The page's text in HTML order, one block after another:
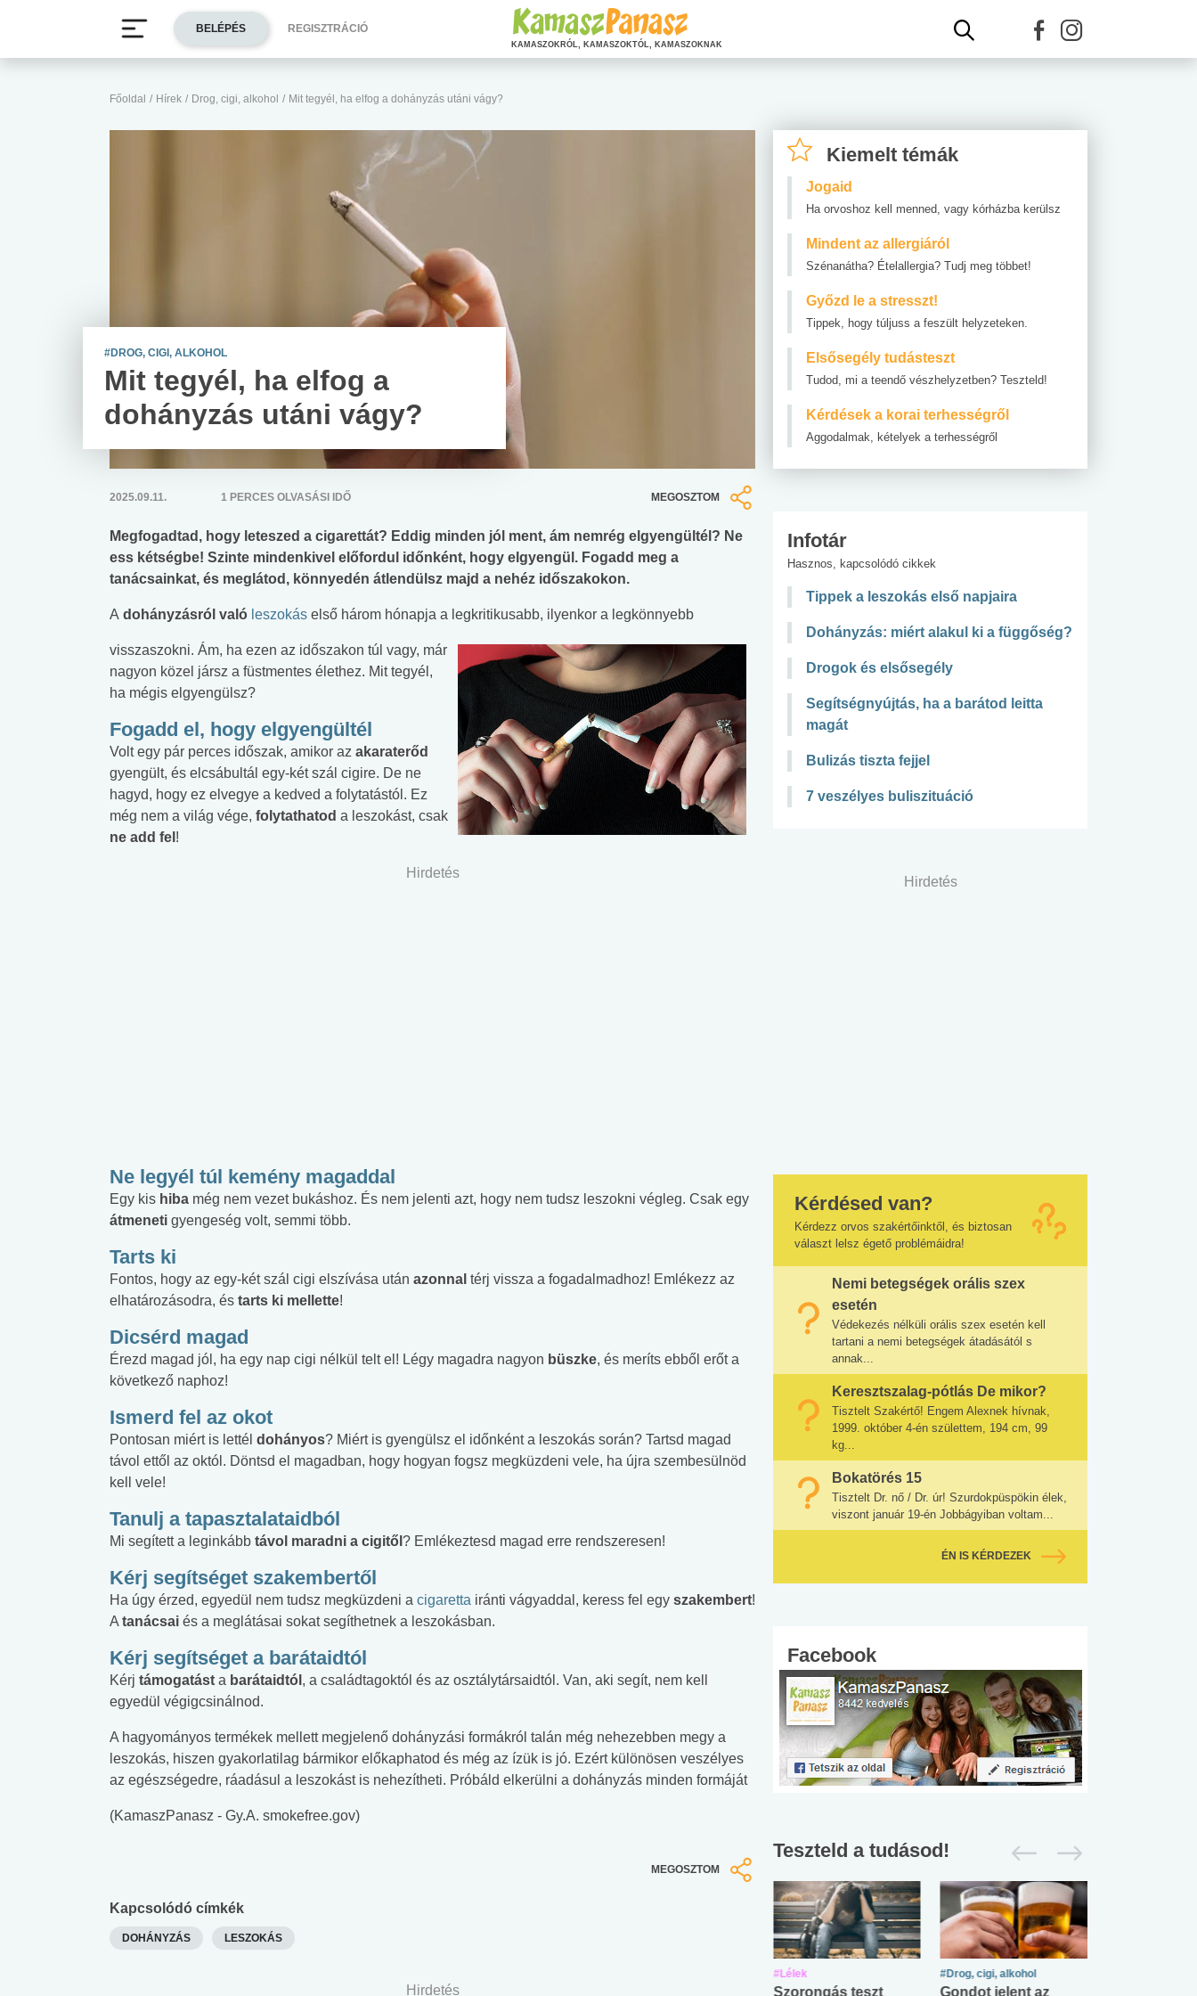
Főoldal / Hírek / Drog, cigi, alkohol / Mit tegyél, ha elfog a dohányzás utáni vágy?
#DROG, CIGI, ALKOHOL
Mit tegyél, ha elfog a
dohányzás utáni vágy?
2025.09.11. 1 PERCES OLVASÁSI IDŐ MEGOSZTOM
Megfogadtad, hogy leteszed a cigarettát? Eddig minden jól ment, ám nemrég elgyengültél? Ne
ess kétségbe! Szinte mindenkivel előfordul időnként, hogy elgyengül. Fogadd meg a
tanácsainkat, és meglátod, könnyedén átlendülsz majd a nehéz időszakokon.
A dohányzásról való leszokás első három hónapja a legkritikusabb, ilyenkor a legkönnyebb
visszaszokni. Ám, ha ezen az időszakon túl vagy, már
nagyon közel jársz a füstmentes élethez. Mit tegyél,
ha mégis elgyengülsz?
Fogadd el, hogy elgyengültél
Volt egy pár perces időszak, amikor az akaraterőd
gyengült, és elcsábultál egy-két szál cigire. De ne
hagyd, hogy ez elvegye a kedved a folytatástól. Ez
még nem a világ vége, folytathatod a leszokást, csak
ne add fel !
Hirdetés
Ne legyél túl kemény magaddal
Egy kis hiba még nem vezet bukáshoz. És nem jelenti azt, hogy nem tudsz leszokni végleg. Csak egy
átmeneti gyengeség volt, semmi több.
Tarts ki
Fontos, hogy az egy-két szál cigi elszívása után azonnal térj vissza a fogadalmadhoz! Emlékezz az
elhatározásodra, és tarts ki mellette!
Dicsérd magad
Érezd magad jól, ha egy nap cigi nélkül telt el! Légy magadra nagyon büszke, és meríts ebből erőt a
következő naphoz!
Ismerd fel az okot
Pontosan miért is lettél dohányos? Miért is gyengülsz el időnként a leszokás során? Tartsd magad
távol ettől az októl. Döntsd el magadban, hogy hogyan fogsz megküzdeni vele, ha újra szembesülnöd
kell vele!
Tanulj a tapasztalataidból
Mi segített a leginkább távol maradni a cigitől ? Emlékeztesd magad erre rendszeresen!
Kérj segítséget szakembertől
Ha úgy érzed, egyedül nem tudsz megküzdeni a cigaretta iránti vágyaddal, keress fel egy szakembert!
A tanácsai és a meglátásai sokat segíthetnek a leszokásban.
Kérj segítséget a barátaidtól
Kérj támogatást a barátaidtól , a családtagoktól és az osztálytársaidtól. Van, aki segít, nem kell
egyedül végigcsinálnod.
A hagyományos termékek mellett megjelenő dohányzási formákról talán még nehezebben megy a
leszokás, hiszen gyakorlatilag bármikor előkaphatod és még az ízük is jó. Ezért különösen veszélyes
az egészségedre, ráadásul a leszokást is nehezítheti. Próbáld elkerülni a dohányzás minden formáját
(KamaszPanasz - Gy.A. smokefree.gov)
MEGOSZTOM
Kapcsolódó címkék
DOHÁNYZÁS LESZOKÁS
Hirdetés
Kiemelt témák
Jogaid
Ha orvoshoz kell menned, vagy kórházba kerülsz
Mindent az allergiáról
Szénanátha? Ételallergia? Tudj meg többet!
Győzd le a stresszt!
Tippek, hogy túljuss a feszült helyzeteken.
Elsősegély tudásteszt
Tudod, mi a teendő vészhelyzetben? Teszteld!
Kérdések a korai terhességről
Aggodalmak, kételyek a terhességről
Infotár
Hasznos, kapcsolódó cikkek
Tippek a leszokás első napjaira
Dohányzás: miért alakul ki a függőség?
Drogok és elsősegély
Segítségnyújtás, ha a barátod leitta
magát
Bulizás tiszta fejjel
7 veszélyes buliszituáció
Hirdetés
Kérdésed van?
Kérdezz orvos szakértőinktől, és biztosan
választ lelsz égető problémáidra!
Nemi betegségek orális szex
esetén
Védekezés nélküli orális szex esetén kell
tartani a nemi betegségek átadásától s
annak...
Keresztszalag-pótlás De mikor?
Tisztelt Szakértő! Engem Alexnek hívnak,
1999. október 4-én születtem, 194 cm, 99
kg...
Bokatörés 15
Tisztelt Dr. nő / Dr. úr! Szurdokpüspökin élek,
viszont január 19-én Jobbágyiban voltam...
ÉN IS KÉRDEZEK
Facebook
Teszteld a tudásod!
Angol középfokú
#Lélek
Szorongás teszt
#Drog, cigi, alkohol
Gondot jelent az
BELÉPÉS REGISZTRÁCIÓ
KAMASZOKRÓL, KAMASZOKTÓL, KAMASZOKNAK